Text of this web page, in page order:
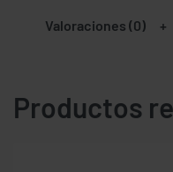
Valoraciones (0)
Productos